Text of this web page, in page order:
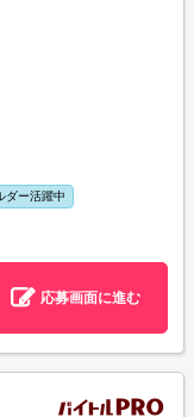
ダー活躍中
応募画面に進む